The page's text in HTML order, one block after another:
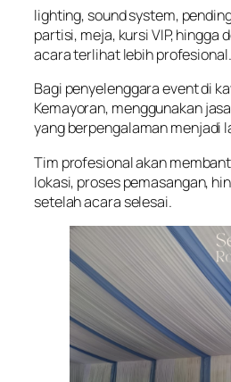
lighting, sound system,
partisi, meja, kursi VIP, hingga
acara terlihat lebih profesional.
Bagi penyelenggara event di
Kemayoran, menggunakan
yang berpengalaman menjadi
Tim profesional akan
lokasi, proses pemasangan,
setelah acara selesai.